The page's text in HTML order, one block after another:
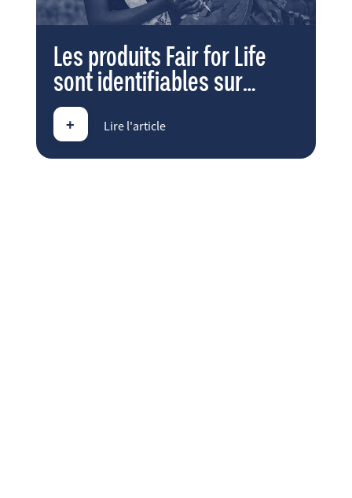
Les produits Fair for Life
sont identifiables sur
Amazon
+ Lire l'article